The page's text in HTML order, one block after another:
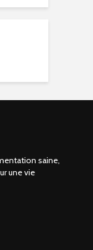
saine,
une vie